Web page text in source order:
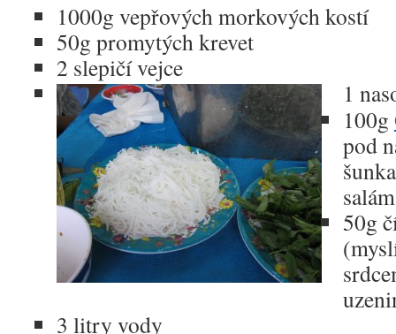
1000g vepřových morkových kostí
50g promytých krevet
2 slepičí vejce
1
100g
pod
50g
3 litry vody